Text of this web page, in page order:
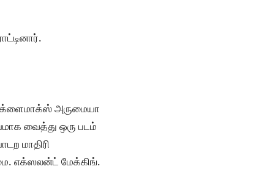
க்ளைமாக்ஸ் அருமையா
வைத்து ஒரு படம்
மாதிரி
எக்ஸலன்ட் மேக்கிங்.